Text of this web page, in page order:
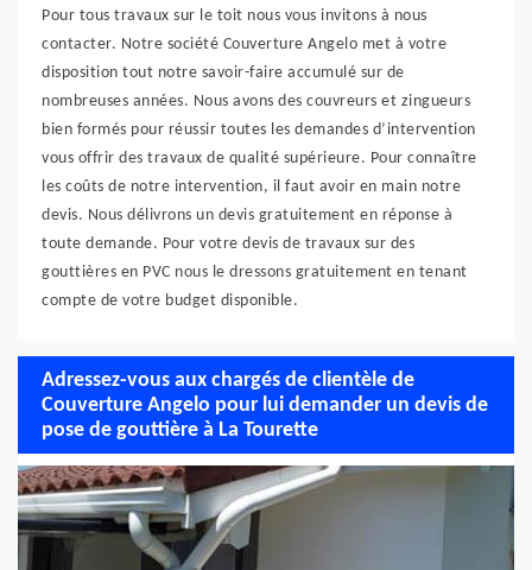
Pour tous travaux sur le toit nous vous invitons à nous
contacter. Notre société Couverture Angelo met à votre
disposition tout notre savoir-faire accumulé sur de
nombreuses années. Nous avons des couvreurs et zingueurs
bien formés pour réussir toutes les demandes d’intervention
vous offrir des travaux de qualité supérieure. Pour connaître
les coûts de notre intervention, il faut avoir en main notre
devis. Nous délivrons un devis gratuitement en réponse à
toute demande. Pour votre devis de travaux sur des
gouttières en PVC nous le dressons gratuitement en tenant
compte de votre budget disponible.
Adressez-vous aux chargés de clientèle de
Couverture Angelo pour lui demander un devis de
pose de gouttière à La Tourette